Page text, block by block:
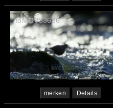
foMOV33686
merken Details